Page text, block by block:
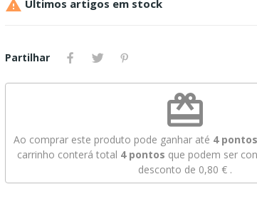
 Últimos artigos em stock
Partilhar
redeem
Ao comprar este produto pode ganhar até 4
carrinho conterá total 4pontos que podem ser
desconto de 0,80 € .